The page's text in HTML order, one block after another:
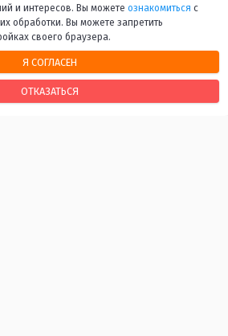
и интересов. Вы можете ознакомиться с
обработки. Вы можете запретить
своего браузера.
Я СОГЛАСЕН
ОТКАЗАТЬСЯ